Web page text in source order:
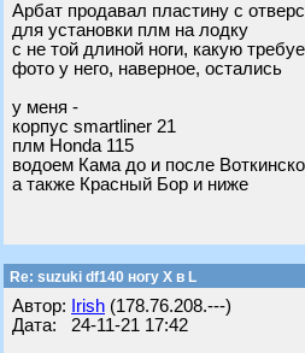
Арбат продавал пластину с
для установки плм на лодку
с не той длиной ноги, какую
фото у него, наверное, остались
у меня -
корпус smartliner 21
плм Honda 115
водоем Кама до и после
а также Красный Бор и ниже
Re: suzuki df140 ногу X в L
Автор: Irish (178.76.208.---)
Дата: 24-11-21 17:42